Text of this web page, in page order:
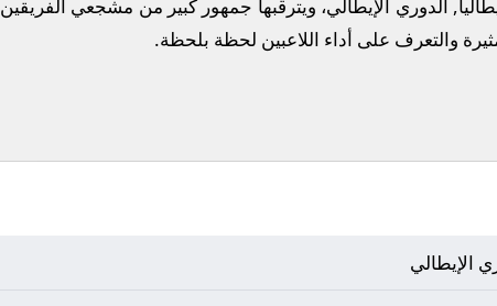
الدوري الإيطالي، ويترقبها جمهور كبير من مشجعي الفريقين
والتعرف على أداء اللاعبين لحظة بلحظة.
الإيطالي